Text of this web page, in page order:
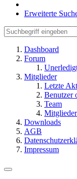
Erweiterte
Dashboard
Forum
Mitglieder
Letzte
Benutzer
Team
Downloads
AGB
Impressum